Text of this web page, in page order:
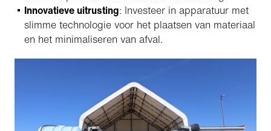
Innovatieve uitrusting: Investeer in apparatuur met
slimme technologie voor het plaatsen van materiaal
en het minimaliseren van afval.